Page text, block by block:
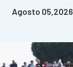
Agosto 05,2026